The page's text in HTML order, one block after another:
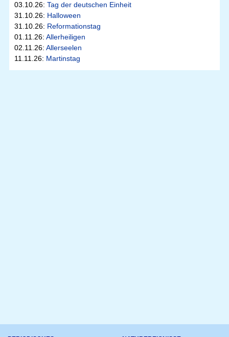
03.10.26: Tag der deutschen Einheit
31.10.26: Halloween
31.10.26: Reformationstag
01.11.26: Allerheiligen
02.11.26: Allerseelen
11.11.26: Martinstag